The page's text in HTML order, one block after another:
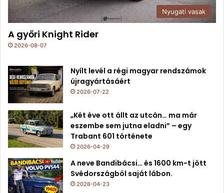
Nyugati vasak
A győri Knight Rider
2026-08-07
Nyílt levél a régi magyar rendszámok
újragyártásáért
2026-07-22
„Két éve ott állt az utcán… ma már
eszembe sem jutna eladni” – egy
Trabant 601 története
2026-04-29
A neve Bandibácsi… és 1600 km-t jött
Svédországból saját lábon.
2026-04-23